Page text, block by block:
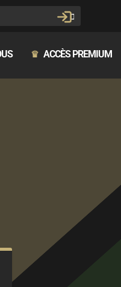
♛ ACCÈS PREMIUM